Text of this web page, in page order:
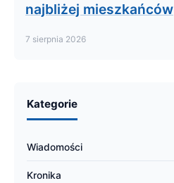
najbliżej mieszkańców
7 sierpnia 2026
Kategorie
Wiadomości
Kronika